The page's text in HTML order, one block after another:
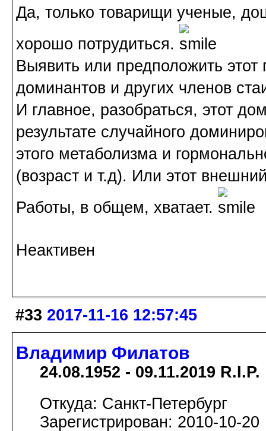
Да, только товарищи ученые,
хорошо потрудиться.
Выявить или предположить этот
доминантов и других членов
И главное, разобраться, этот
результате случайного
этого метаболизма и
(возраст и т.д). Или этот
Работы, в общем, хватает.
Неактивен
#33 2017-11-16 12:57:45
Владимир Филатов
24.08.1952 - 09.11.2019 R.I.P.
Откуда: Санкт-Петербург
Зарегистрирован: 2010-10-20